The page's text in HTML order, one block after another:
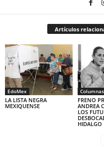
Artículos
EdoMex
LA LISTA NEGRA
MEXIQUENSE
Columnas
FRENO
ANDREA
LOS
HIDALGO